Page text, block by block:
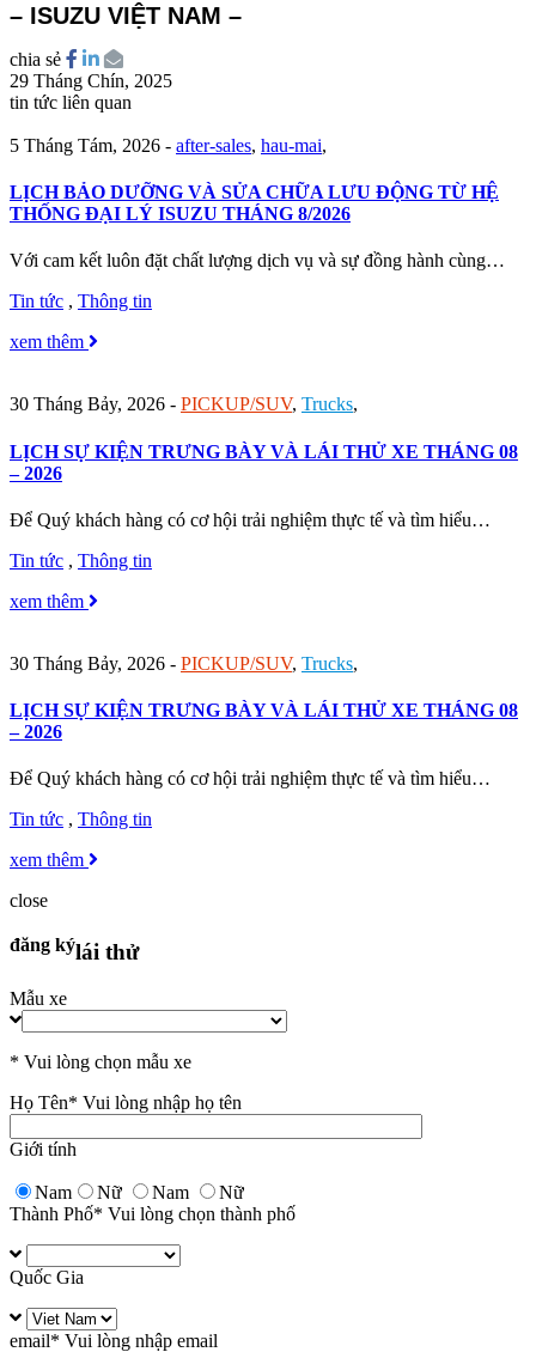
– ISUZU VIỆT NAM –
chia sẻ
29 Tháng Chín, 2025
tin tức liên quan
5 Tháng Tám, 2026 - after-sales, hau-mai,
LỊCH BẢO DƯỠNG VÀ SỬA CHỮA LƯU ĐỘNG TỪ HỆ
THỐNG ĐẠI LÝ ISUZU THÁNG 8/2026
Với cam kết luôn đặt chất lượng dịch vụ và sự đồng hành cùng…
Tin tức , Thông tin
xem thêm
30 Tháng Bảy, 2026 - PICKUP/SUV, Trucks,
LỊCH SỰ KIỆN TRƯNG BÀY VÀ LÁI THỬ XE THÁNG 08
– 2026
Để Quý khách hàng có cơ hội trải nghiệm thực tế và tìm hiểu…
Tin tức , Thông tin
xem thêm
30 Tháng Bảy, 2026 - PICKUP/SUV, Trucks,
LỊCH SỰ KIỆN TRƯNG BÀY VÀ LÁI THỬ XE THÁNG 08
– 2026
Để Quý khách hàng có cơ hội trải nghiệm thực tế và tìm hiểu…
Tin tức , Thông tin
xem thêm
close
đăng kýlái thử
Mẫu xe
* Vui lòng chọn mẫu xe
Họ Tên* Vui lòng nhập họ tên
Giới tính
Nam Nữ Nam
Nữ
Thành Phố* Vui lòng chọn thành phố
Quốc Gia
email* Vui lòng nhập email